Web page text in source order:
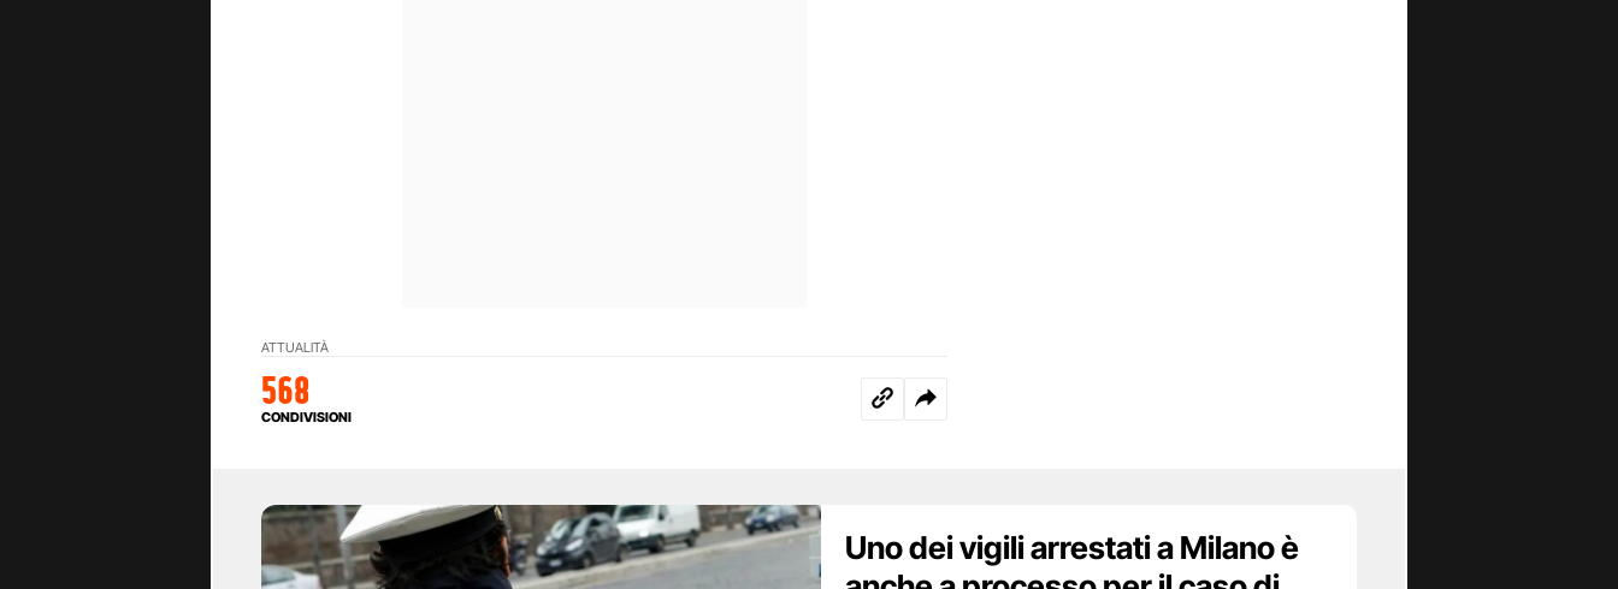
ATTUALITÀ
568
CONDIVISIONI
Uno dei vigili arrestati a Milano è